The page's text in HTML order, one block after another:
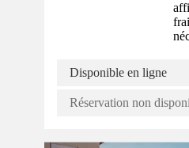
Disponible en ligne
Réservation non